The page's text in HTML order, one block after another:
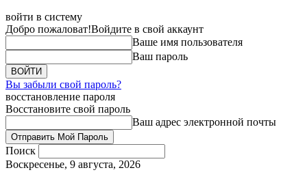
войти в систему
Добро пожаловат!Войдите в свой аккаунт
Ваше имя пользователя
Ваш пароль
Вы забыли свой пароль?
восстановление пароля
Восстановите свой пароль
Ваш адрес электронной почты
Поиск
Воскресенье, 9 августа, 2026